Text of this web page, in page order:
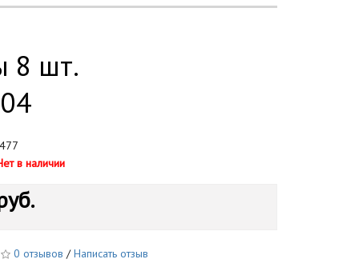
8 шт.
в наличии
0 отзывов /Написать отзыв